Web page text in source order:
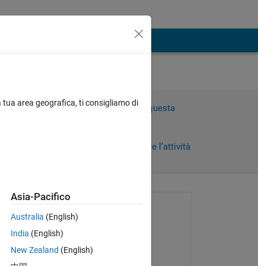
Accedi per rispondere a questa
Accedi per seguire l’attività
il 19 Ott 2020
tua area geografica, ti consigliamo di
Asia-Pacifico
Australia (English)
India (English)
New Zealand (English)